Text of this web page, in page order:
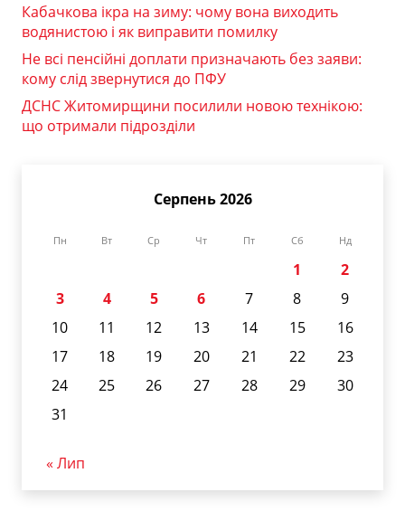
Кабачкова ікра на зиму: чому вона виходить
водянистою і як виправити помилку
Не всі пенсійні доплати призначають без заяви:
кому слід звернутися до ПФУ
ДСНС Житомирщини посилили новою технікою:
що отримали підрозділи
Серпень 2026
Пн Вт Ср Чт Пт Сб Нд
1
2
3
4 5 6 7 8
9
10
11 12 13 14 15
16
17
18 19 20 21 22
23
24
25 26 27 28 29
30
31
« Лип